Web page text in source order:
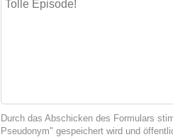
Durch das Abschicken des Formulars
Pseudonym" gespeichert wird und